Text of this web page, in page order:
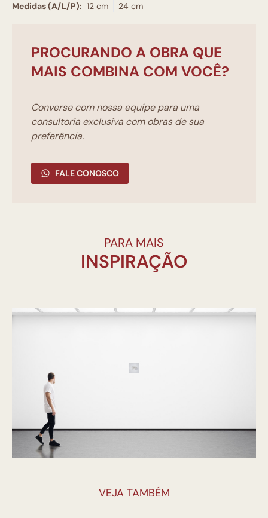
Medidas (A/L/P): 12 cm 24 cm
PROCURANDO A OBRA QUE
MAIS COMBINA COM VOCÊ?
Converse com nossa equipe para uma
consultoria exclusíva com obras de sua
preferência.
FALE CONOSCO
PARA MAIS
INSPIRAÇÃO
VEJA TAMBÉM